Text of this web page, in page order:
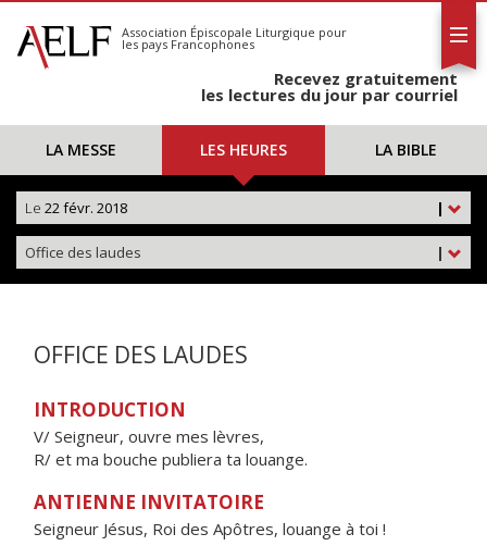
S'abonner
Calendrier
Association Épiscopale Liturgique pour
les pays Francophones
Recevez gratuitement
les lectures du jour par courriel
LA MESSE LES HEURES LA BIBLE
|
Le 22 févr. 2018
|
Office des laudes
OFFICE DES LAUDES
INTRODUCTION
V/ Seigneur, ouvre mes lèvres,
R/ et ma bouche publiera ta louange.
ANTIENNE INVITATOIRE
Seigneur Jésus, Roi des Apôtres, louange à toi !